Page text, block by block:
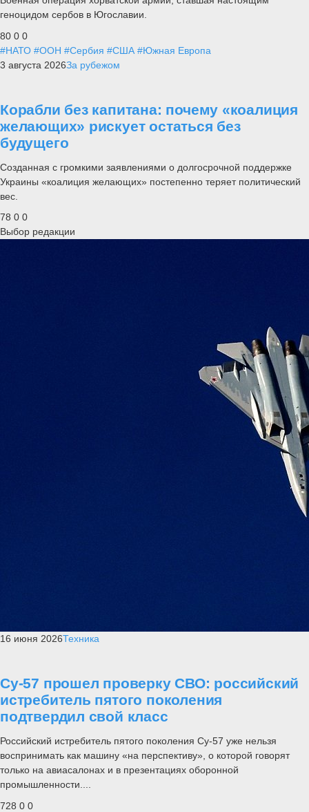
геноцидом сербов в Югославии.
80 0 0
#НАТО #ООН #Сербия #США #Южная Европа
3 августа 2026За рубежом
Корабли без капитана: почему «коалиция
желающих» рискует остаться без
будущего
Созданная с громкими заявлениями о долгосрочной поддержке
Украины «коалиция желающих» постепенно теряет политический
вес.
78 0 0
Выбор редакции
16 июня 2026Техника
Су-57 прошел проверку СВО: российский
истребитель пятого поколения
подтвердил свой класс
Российский истребитель пятого поколения Су-57 уже нельзя
воспринимать как машину «на перспективу», о которой говорят
только на авиасалонах и в презентациях оборонной
промышленности....
728 0 0